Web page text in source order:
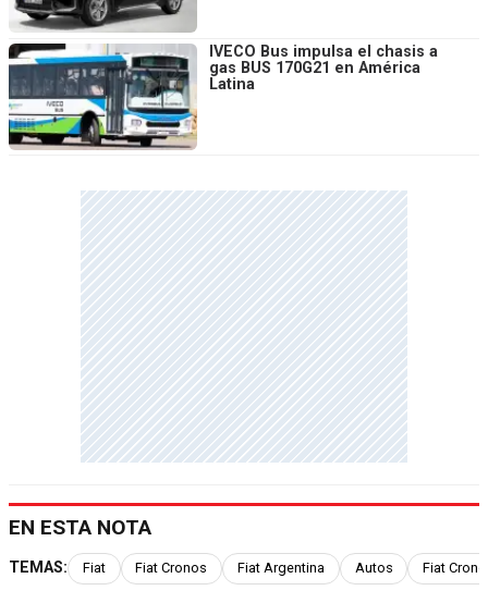
IVECO Bus impulsa el chasis a
gas BUS 170G21 en América
Latina
EN ESTA NOTA
TEMAS: Fiat Fiat Cronos Fiat Argentina Autos Fiat